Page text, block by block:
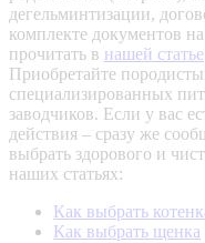
дегельминтизации,
комплекте документов
прочитать в нашей статье
Приобретайте
специализированных
заводчиков. Если у вас
действия – сразу же
выбрать здорового и
наших статьях:
Как выбрать
Как выбрать щенка